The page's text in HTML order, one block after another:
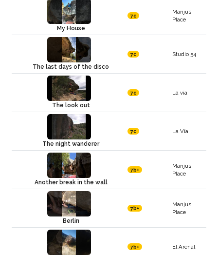
My House
7c
Manjus
Place
The last days of the disco
7c Studio 54
The look out
7c La vía
The night wanderer
7c La Vía
Another break in the wall
7b+
Manjus
Place
Berlin
7b+
Manjus
Place
7b+ El Arenal